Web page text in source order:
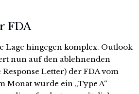
FDA
Lage hingegen komplex. Outlook
nun auf den ablehnenden
Letter) der FDA vom
Monat wurde ein „Type A“-